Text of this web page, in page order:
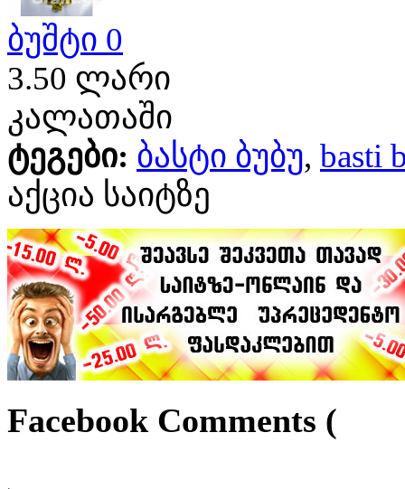
ბუშტი 0
3.50 ლარი
კალათაში
ტეგები: ბასტი ბუბუ, basti
აქცია საიტზე
Facebook Comments (